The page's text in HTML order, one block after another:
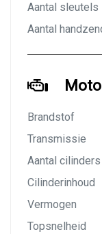
Aantal sleutels
Aantal
Brandstof
Transmissie
Aantal cilinders
Cilinderinhoud
Vermogen
Topsnelheid